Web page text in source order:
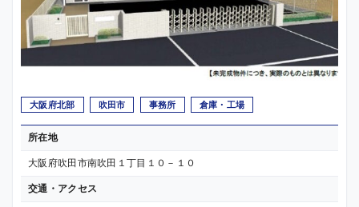
大阪府北部 吹田市 事務所 倉庫・工場
所在地
大阪府吹田市南吹田１丁目１０－１０
交通・アクセス